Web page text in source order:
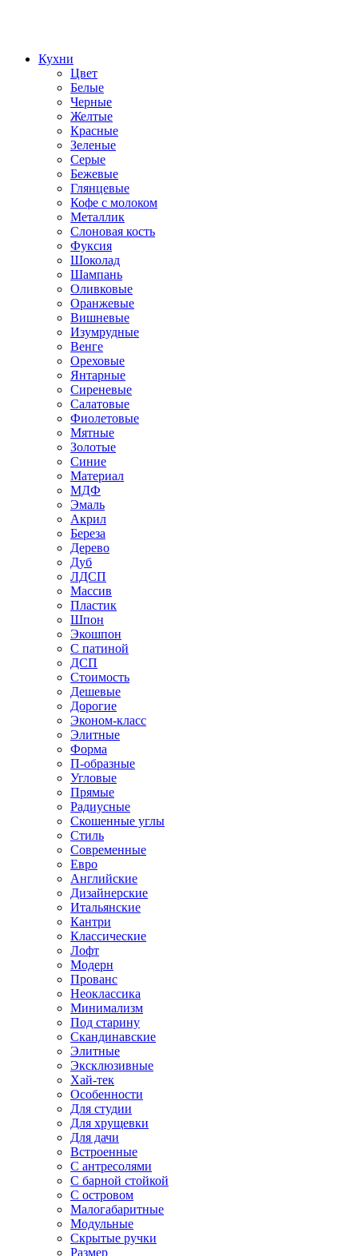
Кухни
Цвет
Белые
Черные
Желтые
Красные
Зеленые
Серые
Бежевые
Глянцевые
Кофе с молоком
Металлик
Слоновая кость
Фуксия
Шоколад
Шампань
Оливковые
Оранжевые
Вишневые
Изумрудные
Венге
Ореховые
Янтарные
Сиреневые
Салатовые
Фиолетовые
Мятные
Золотые
Синие
Материал
МДФ
Эмаль
Акрил
Береза
Дерево
Дуб
ЛДСП
Массив
Пластик
Шпон
Экошпон
С патиной
ДСП
Стоимость
Дешевые
Дорогие
Эконом-класс
Элитные
Форма
П-образные
Угловые
Прямые
Радиусные
Скошенные углы
Стиль
Современные
Евро
Английские
Дизайнерские
Итальянские
Кантри
Классические
Лофт
Модерн
Прованс
Неоклассика
Минимализм
Под старину
Скандинавские
Элитные
Эксклюзивные
Хай-тек
Особенности
Для студии
Для хрущевки
Для дачи
Встроенные
С антресолями
С барной стойкой
С островом
Малогабаритные
Модульные
Скрытые ручки
Размер